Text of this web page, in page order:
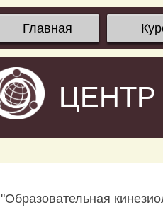
Главная
"Образовательная